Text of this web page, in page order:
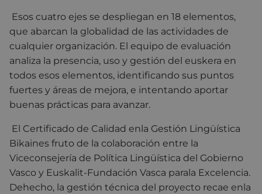
Esos cuatro ejes se despliegan en 18 elementos,
que abarcan la globalidad de las actividades de
cualquier organización. El equipo de evaluación
analiza la presencia, uso y gestión del euskera en
todos esos elementos, identificando sus puntos
fuertes y áreas de mejora, e intentando aportar
buenas prácticas para avanzar.
El Certificado de Calidad enla Gestión Lingüística
Bikaines fruto de la colaboración entre la
Viceconsejería de Política Lingüística del Gobierno
Vasco y Euskalit-Fundación Vasca parala Excelencia.
Dehecho, la gestión técnica del proyecto recae enla